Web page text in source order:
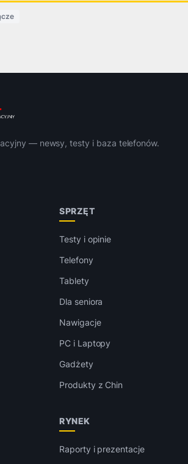
— newsy, testy i baza telefonów.
SPRZĘT
Testy i opinie
Telefony
Tablety
Dla seniora
Nawigacje
PC i Laptopy
Gadżety
Produkty z Chin
RYNEK
Raporty i prezentacje